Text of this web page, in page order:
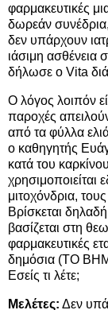
φαρμακευτικές
δωρεάν
δεν υπάρχουν
ιάσιμη ασθένεια
δήλωσε ο Vita
Ο λόγος λοιπόν
παροχές
από τα φύλλα
ο καθηγητής
κατά του
χρησιμοποιείται
μιτοχόνδρια,
Βρίσκεται
βασίζεται στη
φαρμακευτικές
δημόσια (ΤΟ
Εσείς τι λέτε;
Μελέτες: Δεν